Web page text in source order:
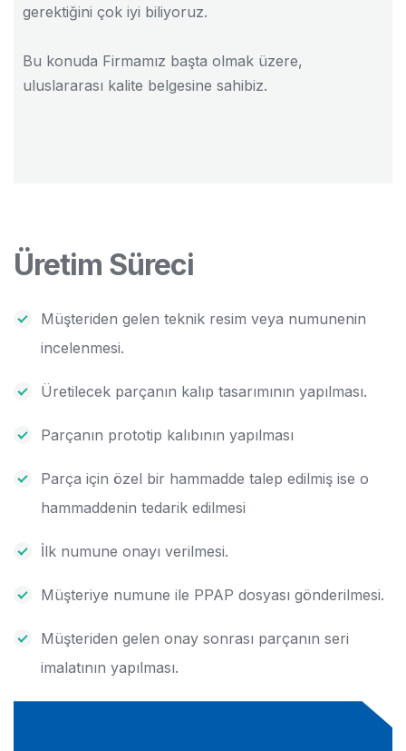
gerektiğini çok iyi biliyoruz.
Bu konuda Firmamız başta olmak üzere,
uluslararası kalite belgesine sahibiz.
Üretim Süreci
Müşteriden gelen teknik resim veya numunenin
incelenmesi.
Üretilecek parçanın kalıp tasarımının yapılması.
Parçanın prototip kalıbının yapılması
Parça için özel bir hammadde talep edilmiş ise o
hammaddenin tedarik edilmesi
İlk numune onayı verilmesi.
Müşteriye numune ile PPAP dosyası gönderilmesi.
Müşteriden gelen onay sonrası parçanın seri
imalatının yapılması.